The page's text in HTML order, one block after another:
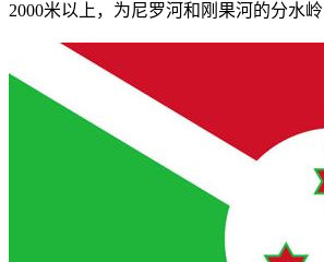
2000米以上，为尼罗河和刚果河的分水岭